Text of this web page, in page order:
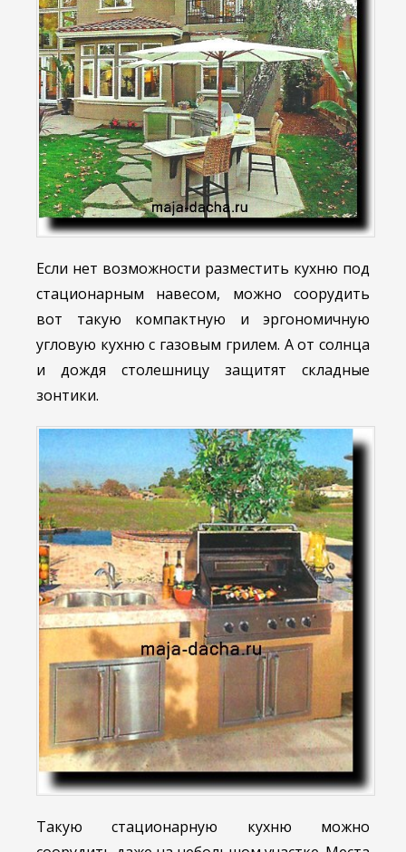
Если нет возможности разместить кухню под
стационарным навесом, можно соорудить
вот такую компактную и эргономичную
угловую кухню с газовым грилем. А от солнца
и дождя столешницу защитят складные
зонтики.
Такую стационарную кухню можно